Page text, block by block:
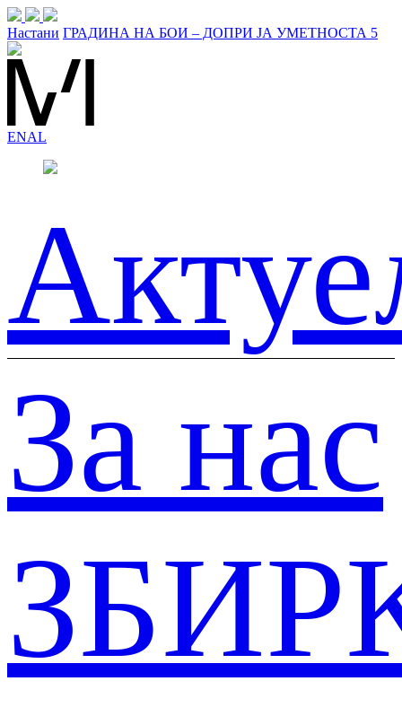
Настани ГРАДИНА НА БОИ – ДОПРИ JА УМЕТНОСТА 5
ENAL
За нас